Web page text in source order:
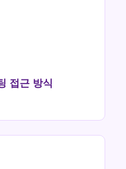
접근 방식